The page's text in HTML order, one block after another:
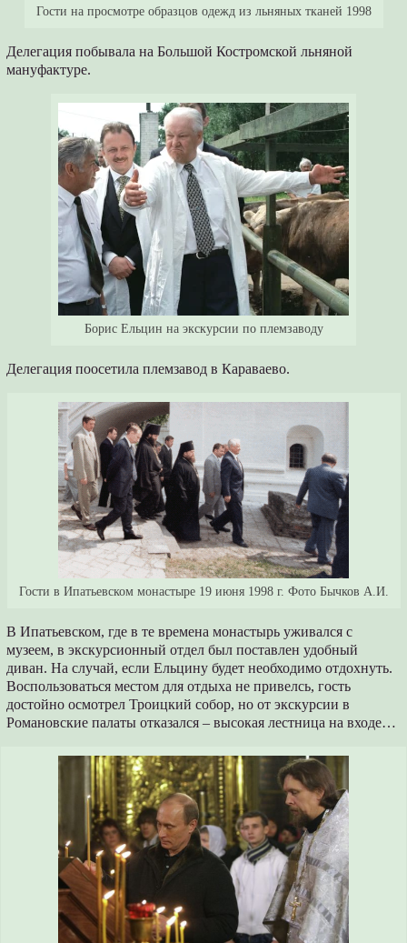
Гости на просмотре образцов одежд из льняных тканей 1998
Делегация побывала на Большой Костромской льняной
мануфактуре.
Борис Ельцин на экскурсии по племзаводу
Делегация поосетила племзавод в Караваево.
Гости в Ипатьевском монастыре 19 июня 1998 г. Фото Бычков А.И.
В Ипатьевском, где в те времена монастырь уживался с
музеем, в экскурсионный отдел был поставлен удобный
диван. На случай, если Ельцину будет необходимо отдохнуть.
Воспользоваться местом для отдыха не привелсь, гость
достойно осмотрел Троицкий собор, но от экскурсии в
Романовские палаты отказался – высокая лестница на входе…